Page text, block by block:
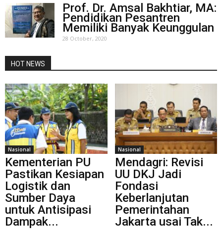
Prof. Dr. Amsal Bakhtiar, MA:
Pendidikan Pesantren
Memiliki Banyak Keunggulan
28 October, 2020
HOT NEWS
Nasional
Kementerian PU
Pastikan Kesiapan
Logistik dan
Sumber Daya
untuk Antisipasi
Dampak...
Nasional
Mendagri: Revisi
UU DKJ Jadi
Fondasi
Keberlanjutan
Pemerintahan
Jakarta usai Tak...